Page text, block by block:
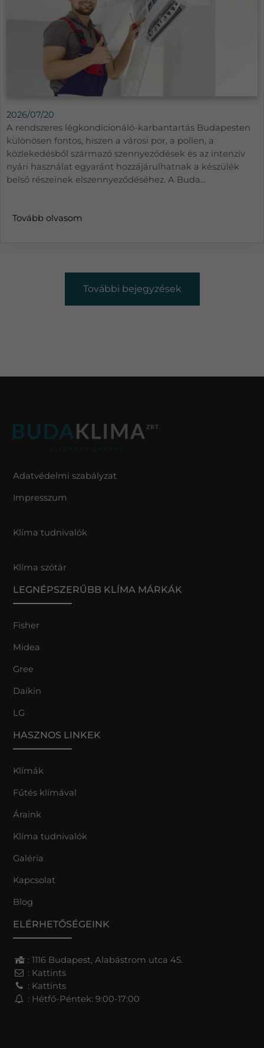
2026/07/20
A rendszeres légkondicionáló-karbantartás Budapesten
különösen fontos, hiszen a városi por, a pollen, a
közlekedésből származó szennyeződések és az intenzív
nyári használat egyaránt hozzájárulhatnak a készülék
belső részeinek elszennyeződéséhez. A Buda...
Tovább olvasom
További bejegyzések
Adatvédelmi szabályzat
Impresszum
Klíma tudnivalók
Klíma szótár
LEGNÉPSZERŰBB KLÍMA MÁRKÁK
Fisher
Midea
Gree
Daikin
LG
HASZNOS LINKEK
Klímák
Fűtés klímával
Áraink
Klíma tudnivalók
Galéria
Kapcsolat
Blog
ELÉRHETŐSÉGEINK
: 1116 Budapest, Alabástrom utca 45.
: Kattints
: Kattints
: Hétfő-Péntek: 9:00-17:00